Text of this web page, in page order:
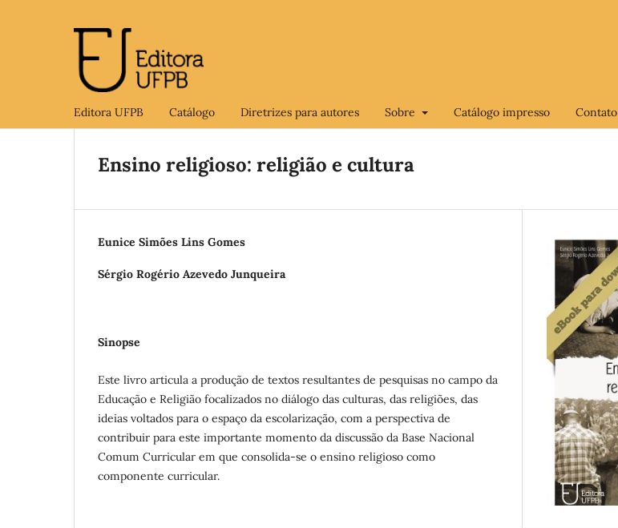
Editora UFPB Catálogo Diretrizes para autores Sobre Catálogo impresso Contato
Ensino religioso: religião e cultura
Eunice Simões Lins Gomes
Sérgio Rogério Azevedo Junqueira
Sinopse
Este livro articula a produção de textos resultantes de pesquisas no campo da
Educação e Religião focalizados no diálogo das culturas, das religiões, das
ideias voltados para o espaço da escolarização, com a perspectiva de
contribuir para este importante momento da discussão da Base Nacional
Comum Curricular em que consolida-se o ensino religioso como
componente curricular.